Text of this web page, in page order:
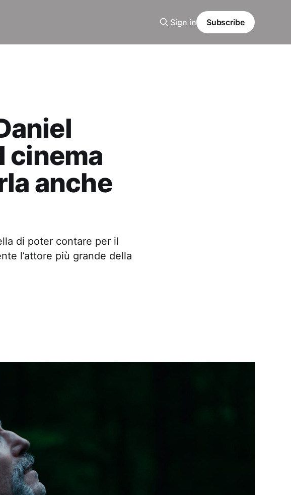
Sign in Subscribe
cinema
anche
di poter contare per il
l’attore più grande della